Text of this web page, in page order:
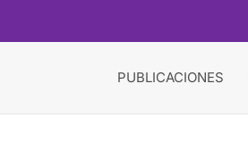
PUBLICACIONES